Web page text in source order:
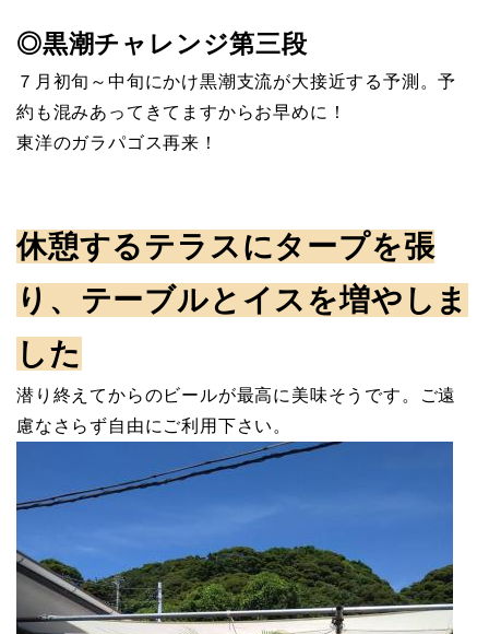
◎黒潮チャレンジ第三段
７月初旬～中旬にかけ黒潮支流が大接近する予測。予
約も混みあってきてますからお早めに！
東洋のガラパゴス再来！
休憩するテラスにタープを張
り、テーブルとイスを増やしま
した
潜り終えてからのビールが最高に美味そうです。ご遠
慮なさらず自由にご利用下さい。